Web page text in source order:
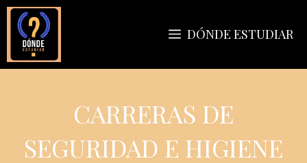
Saltar
contenido
DÓNDE ESTUDIAR
CARRERAS DE
SEGURIDAD E HIGIENE